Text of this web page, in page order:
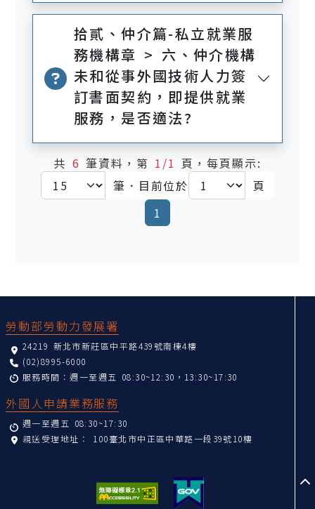
拾貳、仲介篇-私立就業服
務機構章 > 六、仲介機構
未和從事外國技術人力簽
訂書面契約，即提供就業
服務，是否適法?
共 6筆資料，第 1/1 頁，每頁顯示:
筆．目前位於
頁
1
勞動部勞動力發展署
24219 新北市新莊區中平路439號南棟4樓
(02)8995-6000
服務時間：週一至週五 08:30~12:30，13:30~17:30
外國人申請業務服務
週一至週五 08:30~17:30
親送受理地址： 100臺北市中正區中華路一段39號10樓
至